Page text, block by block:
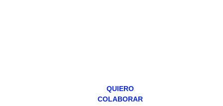
QUIERO
COLABORAR